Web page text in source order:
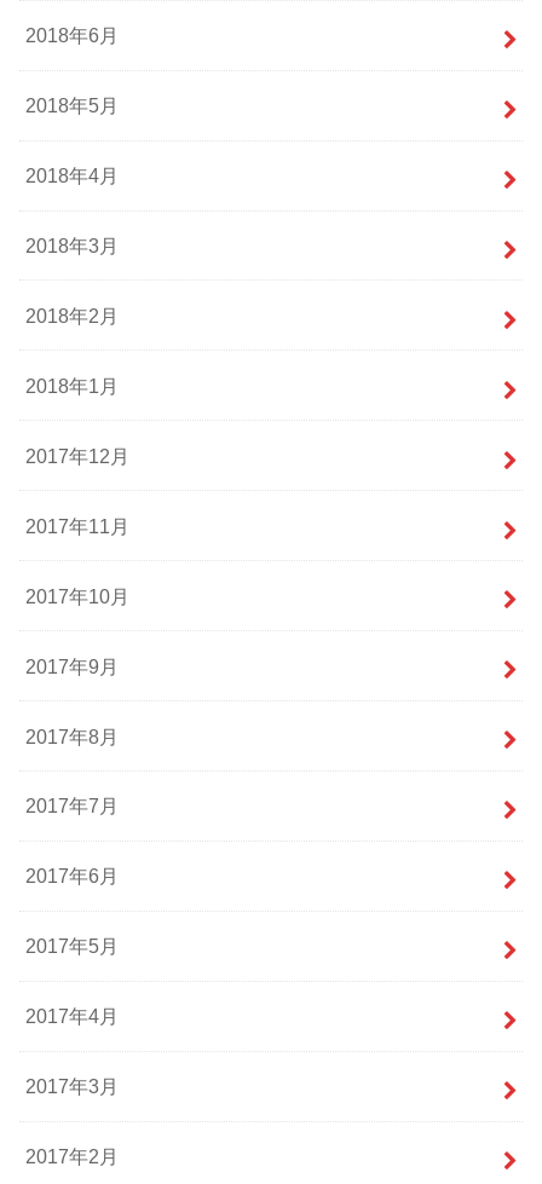
2018年6月
2018年5月
2018年4月
2018年3月
2018年2月
2018年1月
2017年12月
2017年11月
2017年10月
2017年9月
2017年8月
2017年7月
2017年6月
2017年5月
2017年4月
2017年3月
2017年2月